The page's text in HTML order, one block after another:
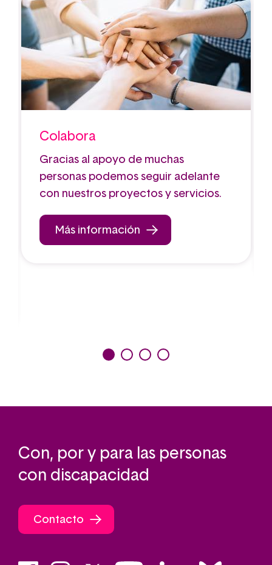
Colabora
Gracias al apoyo de muchas
personas podemos seguir adelante
con nuestros proyectos y servicios.
Más información
Con, por y para las personas
con discapacidad
Contacto